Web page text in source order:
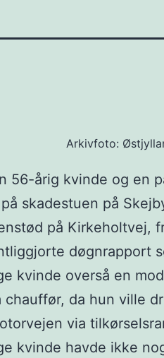
Arkivfoto:
56-årig kvinde og en
skadestuen på
på Kirkeholtvej,
døgnrapport
kvinde overså en
chauffør, da hun ville
via
kvinde havde ikke